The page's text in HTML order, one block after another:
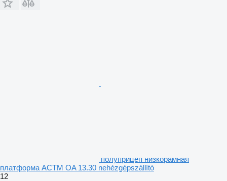
полуприцеп низкорамная
платформа ACTM OA 13.30 nehézgépszállító
12